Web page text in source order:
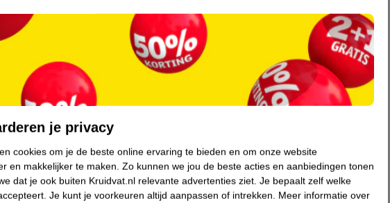
was de eerste olie die werd
van littekens en huidstriemen kon
de hele wereld aan om het product aan
maken.
je privacy
cookies om je de beste online ervaring te bieden en om onze website
en makkelijker te maken. Zo kunnen we jou de beste acties en aanbiedingen tonen
dat je ook buiten Kruidvat.nl relevante advertenties ziet. Je bepaalt zelf welke
Je kunt je voorkeuren altijd aanpassen of intrekken. Meer informatie over